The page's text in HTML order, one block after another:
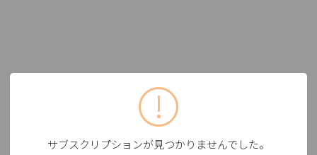
サブスクリプションが見つかりませんでした。